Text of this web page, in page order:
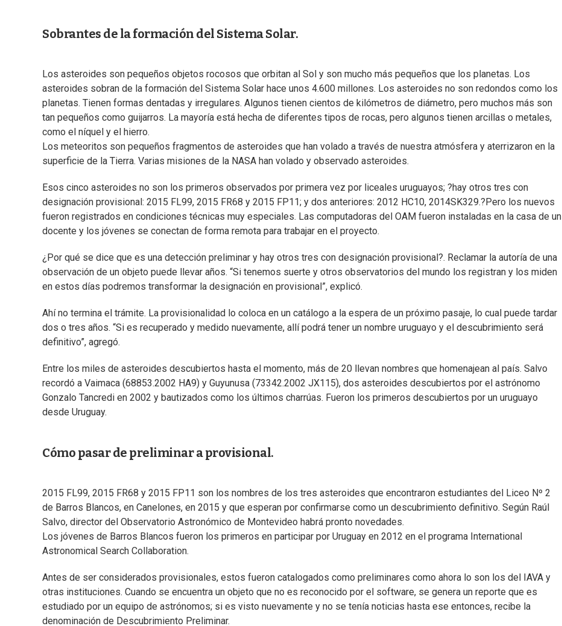
Sobrantes de la formación del Sistema Solar.
Los asteroides son pequeños objetos rocosos que orbitan al Sol y son mucho más pequeños que los planetas. Los
asteroides sobran de la formación del Sistema Solar hace unos 4.600 millones. Los asteroides no son redondos como los
planetas. Tienen formas dentadas y irregulares. Algunos tienen cientos de kilómetros de diámetro, pero muchos más son
tan pequeños como guijarros. La mayoría está hecha de diferentes tipos de rocas, pero algunos tienen arcillas o metales,
como el níquel y el hierro.
Los meteoritos son pequeños fragmentos de asteroides que han volado a través de nuestra atmósfera y aterrizaron en la
superficie de la Tierra. Varias misiones de la NASA han volado y observado asteroides.
Esos cinco asteroides no son los primeros observados por primera vez por liceales uruguayos; ?hay otros tres con
designación provisional: 2015 FL99, 2015 FR68 y 2015 FP11; y dos anteriores: 2012 HC10, 2014SK329.?Pero los nuevos
fueron registrados en condiciones técnicas muy especiales. Las computadoras del OAM fueron instaladas en la casa de un
docente y los jóvenes se conectan de forma remota para trabajar en el proyecto.
¿Por qué se dice que es una detección preliminar y hay otros tres con designación provisional?. Reclamar la autoría de una
observación de un objeto puede llevar años. “Si tenemos suerte y otros observatorios del mundo los registran y los miden
en estos días podremos transformar la designación en provisional”, explicó.
Ahí no termina el trámite. La provisionalidad lo coloca en un catálogo a la espera de un próximo pasaje, lo cual puede tardar
dos o tres años. “Si es recuperado y medido nuevamente, allí podrá tener un nombre uruguayo y el descubrimiento será
definitivo”, agregó.
Entre los miles de asteroides descubiertos hasta el momento, más de 20 llevan nombres que homenajean al país. Salvo
recordó a Vaimaca (68853.2002 HA9) y Guyunusa (73342.2002 JX115), dos asteroides descubiertos por el astrónomo
Gonzalo Tancredi en 2002 y bautizados como los últimos charrúas. Fueron los primeros descubiertos por un uruguayo
desde Uruguay.
Cómo pasar de preliminar a provisional.
2015 FL99, 2015 FR68 y 2015 FP11 son los nombres de los tres asteroides que encontraron estudiantes del Liceo Nº 2
de Barros Blancos, en Canelones, en 2015 y que esperan por confirmarse como un descubrimiento definitivo. Según Raúl
Salvo, director del Observatorio Astronómico de Montevideo habrá pronto novedades.
Los jóvenes de Barros Blancos fueron los primeros en participar por Uruguay en 2012 en el programa International
Astronomical Search Collaboration.
Antes de ser considerados provisionales, estos fueron catalogados como preliminares como ahora lo son los del IAVA y
otras instituciones. Cuando se encuentra un objeto que no es reconocido por el software, se genera un reporte que es
estudiado por un equipo de astrónomos; si es visto nuevamente y no se tenía noticias hasta ese entonces, recibe la
denominación de Descubrimiento Preliminar.